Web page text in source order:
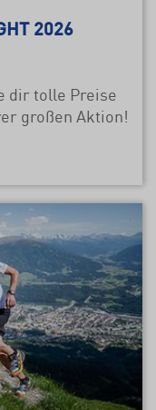
2026
dir tolle Preise
großen Aktion!